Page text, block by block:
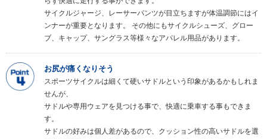
サイクルジャージ、レーサーパンツが目立ちますが体温調節にはイ
ンナーが重要となります。 その他にもサイクルシューズ、グロー
ブ、キャップ、サングラス等様々なアパレル用品があります。
お尻が痛くなりそう
スポーツサイクルは細くて硬いサドルという印象があるかもしれま
せんが、
サドルや専用ウェアを見つける事で、快適に乗車する事もできま
す。
サドルの好みは個人差があるので、クッション性の高いサドルを選